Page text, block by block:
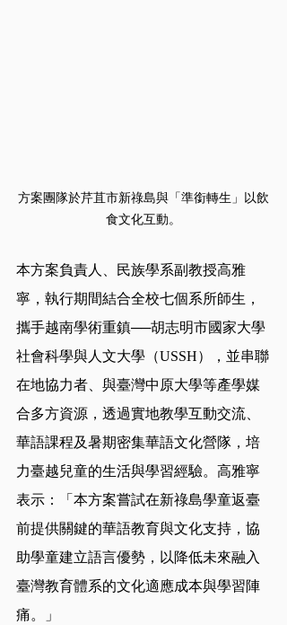
方案團隊於芹苴市新祿島與「準銜轉生」以飲
食文化互動。
本方案負責人、民族學系副教授高雅
寧，執行期間結合全校七個系所師生，
攜手越南學術重鎮──胡志明市國家大學
社會科學與人文大學（USSH），並串聯
在地協力者、與臺灣中原大學等產學媒
合多方資源，透過實地教學互動交流、
華語課程及暑期密集華語文化營隊，培
力臺越兒童的生活與學習經驗。高雅寧
表示：「本方案嘗試在新祿島學童返臺
前提供關鍵的華語教育與文化支持，協
助學童建立語言優勢，以降低未來融入
臺灣教育體系的文化適應成本與學習陣
痛。」